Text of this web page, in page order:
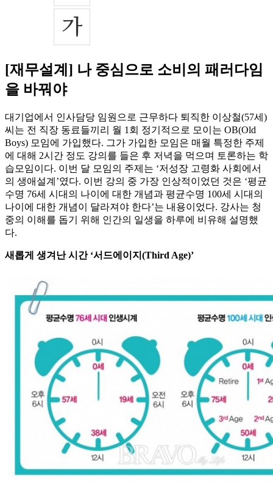
[재무설계] 나 중심으로 소비의 패러다임
을 바꿔야
대기업에서 인사담당 임원으로 근무하다 퇴직한 이상철(57세)
씨는 전 직장 동료들끼리 월 1회 정기적으로 모이는 OB(Old
Boys) 모임에 가입했다. 그가 가입한 모임은 매월 특정한 주제
에 대해 2시간 정도 강의를 들은 후 저녁을 먹으며 토론하는 학
습모임이다. 이번 달 모임의 주제는 ‘저성장 고령화 사회에서
의 생애설계’였다. 이번 강의 중 가장 인상적이었던 것은 ‘평균
수명 76세 시대의 나이에 대한 개념과 평균수명 100세 시대의
나이에 대한 개념이 달라져야 한다’는 내용이었다. 강사는 청
중의 이해를 돕기 위해 인간의 일생을 하루에 비유해 설명했
다.
새롭게 생겨난 시간 ‘서드에이지(Third Age)’